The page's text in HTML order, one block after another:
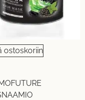
ostoskoriin